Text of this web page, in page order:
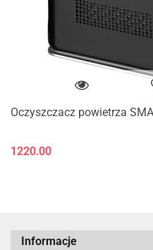
Oczyszczacz powietrza
1220.00
Informacje